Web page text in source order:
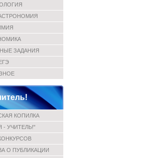
ЗАДАНИЯ
КОПИЛКА
- УЧИТЕЛЬ!"
О ПУБЛИКАЦИИ